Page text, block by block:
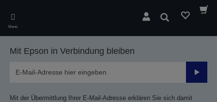
main
content
Menü
Suchen
Mit Epson in Verbindung bleiben
Mit der Übermittlung Ihrer E-Mail-Adresse erklären Sie sich damit